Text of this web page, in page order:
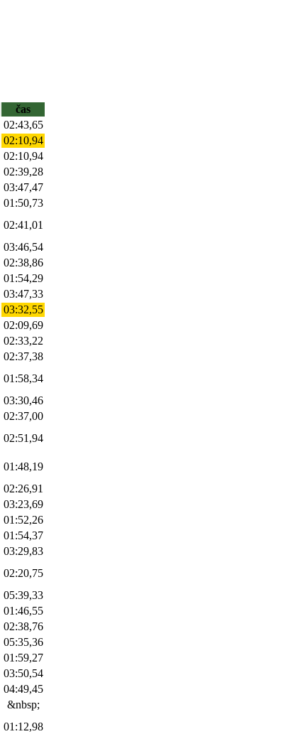
čas
02:43,65
02:10,94
02:10,94
02:39,28
03:47,47
01:50,73
02:41,01
03:46,54
02:38,86
01:54,29
03:47,33
03:32,55
02:09,69
02:33,22
02:37,38
01:58,34
03:30,46
02:37,00
02:51,94
01:48,19
02:26,91
03:23,69
01:52,26
01:54,37
03:29,83
02:20,75
05:39,33
01:46,55
02:38,76
05:35,36
01:59,27
03:50,54
04:49,45
&nbsp;
01:12,98